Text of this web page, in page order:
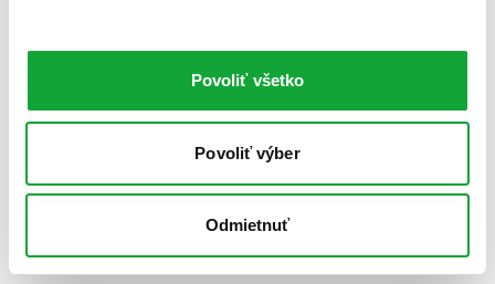
Povoliť všetko
Povoliť výber
Odmietnuť